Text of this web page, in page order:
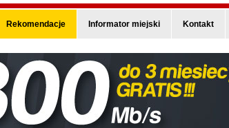
Rekomendacje Informator miejski Kontakt